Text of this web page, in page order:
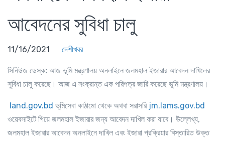
আবেদনের সুবিধা চালু
11/16/2021 দেশীখবর
সিনিউজ ডেস্ক: আজ ভূমি মন্ত্রণালয় অনলাইনে জলমহাল ইজারার আবেদন দাখিলের
সুবিধা চালু করেছে। আজ এ সংক্রান্ত এক পরিপত্র জারি করেছে ভূমি মন্ত্রণালয়।
land.gov.bd ভূমিসেবা কাঠামো থেকে অথবা সরাসরি jm.lams.gov.bd
ওয়েবসাইটে গিয়ে জলমহাল ইজারার জন্য আবেদন দাখিল করা যাবে। উল্লেখ্য,
জলমহাল ইজারার আবেদন অনলাইনে দাখিল এবং ইজারা প্রক্রিয়ার বিস্তারিত উক্ত